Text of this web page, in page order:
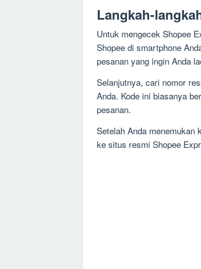
Langkah-
Untuk mengecek Shopee
Shopee di smartphone
pesanan yang ingin Anda
Selanjutnya, cari nomor
Anda. Kode ini biasanya
pesanan.
Setelah Anda menemukan
ke situs resmi Shopee